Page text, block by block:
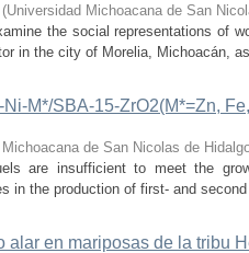
(Universidad Michoacana de San
the social representations of
in the city of Morelia, Michoacán,
M*/SBA-15-ZrO2(M*=Zn,
de San Nicolas de
are insufficient to meet the
in the production of first- and
alar en mariposas de la tribu